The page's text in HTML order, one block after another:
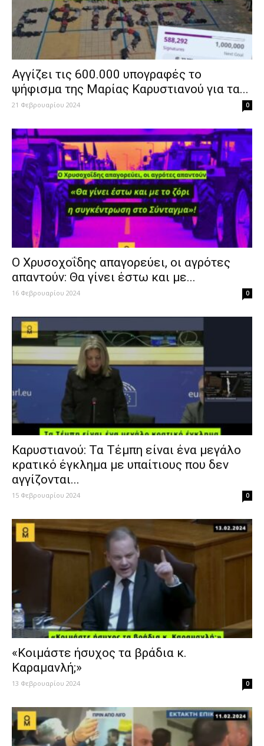
Αγγίζει τις 600.000 υπογραφές το
ψήφισμα της Μαρίας Καρυστιανού για τα...
21 Φεβρουαρίου 2024 0
Ο Χρυσοχοΐδης απαγορεύει, οι αγρότες
απαντούν: Θα γίνει έστω και με...
16 Φεβρουαρίου 2024 0
Καρυστιανού: Τα Τέμπη είναι ένα μεγάλο
κρατικό έγκλημα με υπαίτιους που δεν
αγγίζονται...
15 Φεβρουαρίου 2024 0
«Kοιμάστε ήσυχος τα βράδια κ.
Καραμανλή;»
13 Φεβρουαρίου 2024 0